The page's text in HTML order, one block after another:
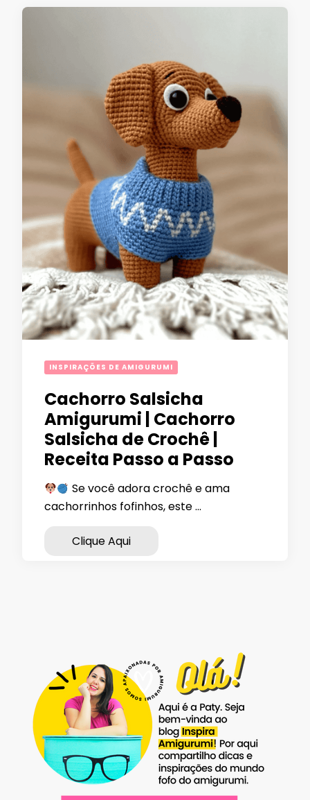
INSPIRAÇÕES DE AMIGURUMI
Cachorro Salsicha
Amigurumi | Cachorro
Salsicha de Crochê |
Receita Passo a Passo
Se você adora crochê e ama
cachorrinhos fofinhos, este …
Clique Aqui